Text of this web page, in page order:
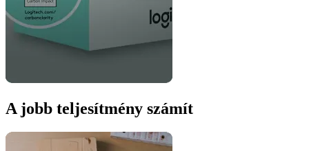
A jobb teljesítmény számít